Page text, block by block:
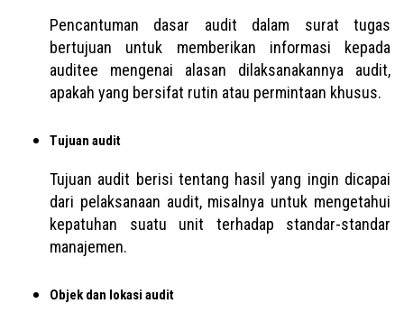
Pencantuman dasar audit dalam surat tugas
bertujuan untuk memberikan informasi kepada
auditee mengenai alasan dilaksanakannya audit,
apakah yang bersifat rutin atau permintaan khusus.
Tujuan audit
Tujuan audit berisi tentang hasil yang ingin dicapai
dari pelaksanaan audit, misalnya untuk mengetahui
kepatuhan suatu unit terhadap standar-standar
manajemen.
Objek dan lokasi audit